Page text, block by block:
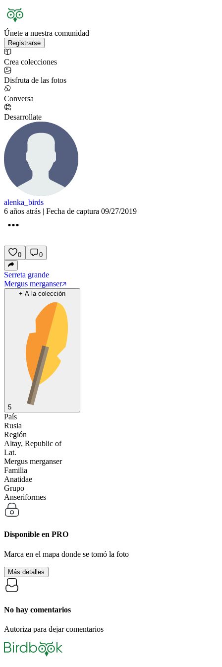
Únete a nuestra comunidad
Registrarse
Crea colecciones
Disfruta de las fotos
Conversa
Desarrollate
alenka_birds
6 años atrás | Fecha de captura 09/27/2019
0 0
Serreta grande
Mergus merganser
+ A la colección
5
País
Rusia
Región
Altay, Republic of
Lat.
Mergus merganser
Familia
Anatidae
Grupo
Anseriformes
Disponible en PRO
Marca en el mapa donde se tomó la foto
Más detalles
No hay comentarios
Autoriza para dejar comentarios